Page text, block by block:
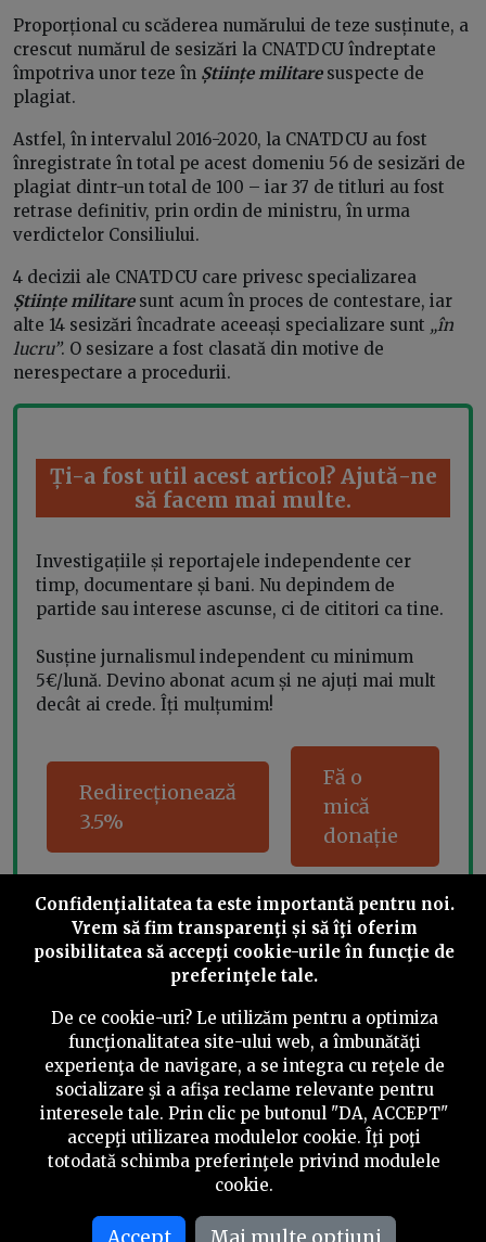
Proporțional cu scăderea numărului de teze susținute, a
crescut numărul de sesizări la CNATDCU îndreptate
împotriva unor teze în Științe militare suspecte de
plagiat.
Astfel, în intervalul 2016-2020, la CNATDCU au fost
înregistrate în total pe acest domeniu 56 de sesizări de
plagiat dintr-un total de 100 – iar 37 de titluri au fost
retrase definitiv, prin ordin de ministru, în urma
verdictelor Consiliului.
4 decizii ale CNATDCU care privesc specializarea
Științe militare sunt acum în proces de contestare, iar
alte 14 sesizări încadrate aceeași specializare sunt „în
lucru”. O sesizare a fost clasată din motive de
nerespectare a procedurii.
Ți-a fost util acest articol? Ajută-ne
să facem mai multe.
Investigațiile și reportajele independente cer
timp, documentare și bani. Nu depindem de
partide sau interese ascunse, ci de cititori ca tine.
Susține jurnalismul independent cu minimum
5€/lună. Devino abonat acum și ne ajuți mai mult
decât ai crede. Îți mulțumim!
Redirecționează
3.5%
Fă o
mică
donație
Share this
©2026PressOne.ro
RSSNewslettereDespre noiPolitica editorială
Politica de verificare a conținutului
Termeni și condiții
Confidenţialitatea ta este importantă pentru noi.
Vrem să fim transparenţi și să îţi oferim
posibilitatea să accepţi cookie-urile în funcţie de
preferinţele tale.
De ce cookie-uri? Le utilizăm pentru a optimiza
funcţionalitatea site-ului web, a îmbunătăţi
experienţa de navigare, a se integra cu reţele de
socializare şi a afişa reclame relevante pentru
interesele tale. Prin clic pe butonul "DA, ACCEPT"
accepţi utilizarea modulelor cookie. Îţi poţi
totodată schimba preferinţele privind modulele
cookie.